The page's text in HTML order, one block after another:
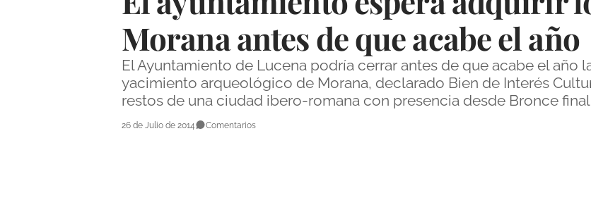
Morana antes de que acabe el año
El Ayuntamiento de Lucena podría cerrar antes de que acabe el año
yacimiento arqueológico de Morana, declarado Bien de Interés
restos de una ciudad ibero-romana con presencia desde Bronce
26 de Julio de 2014 Comentarios